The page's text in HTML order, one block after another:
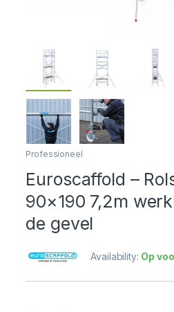
Professioneel
Euroscaffold –
90×190 7,2m
de gevel
Availability: Op